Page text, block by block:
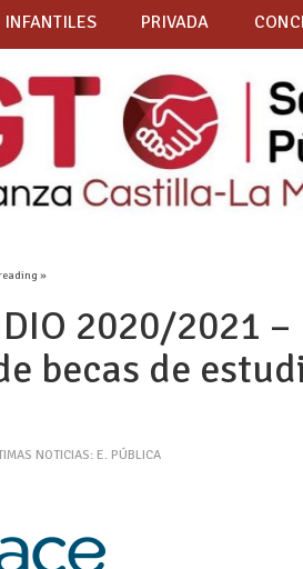
INFANTILES PRIVADA
»
2020/2021 –
becas de
NOTICIAS: E. PÚBLICA